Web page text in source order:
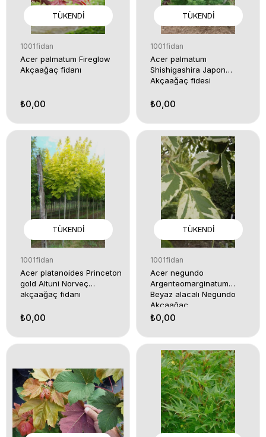
TÜKENDI
1001fidan
Acer palmatum Fireglow
Akçaağaç fidanı
₺0,00
TÜKENDI
1001fidan
Acer palmatum
Shishigashira Japon
Akçaağaç fidesi
₺0,00
TÜKENDI
1001fidan
Acer platanoides Princeton
gold Altuni Norveç
akçaağaç fidanı
₺0,00
TÜKENDI
1001fidan
Acer negundo
Argenteomarginatum
Beyaz alacalı Negundo
Akçaağaç
₺0,00